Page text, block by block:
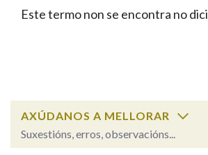
FIGURAS
PORTAL DAS
Facebook
TwitterYoutubeInstagram
Bluesky
BUSCAR NOS LEMAS
Remata por
Este termo non se encontra no
AXÚDANOS A MELLORAR
Suxestións, erros, observacións...